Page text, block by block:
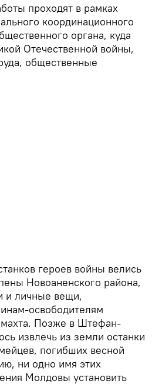
проходят в рамках
координационного
органа, куда
Отечественной войны,
общественные
героев войны велись
Новоаненского района,
и личные вещи,
освободителям
Позже в Штефан-
извлечь из земли останки
погибших весной
ни одно имя этих
Молдовы установить